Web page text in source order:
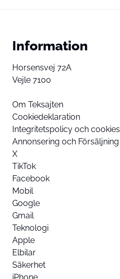
Information
Horsensvej 72A
Vejle 7100
Om Teksajten
Cookiedeklaration
Integritetspolicy och cookies
Annonsering och Försäljning
X
TikTok
Facebook
Mobil
Google
Gmail
Teknologi
Apple
Elbilar
Säkerhet